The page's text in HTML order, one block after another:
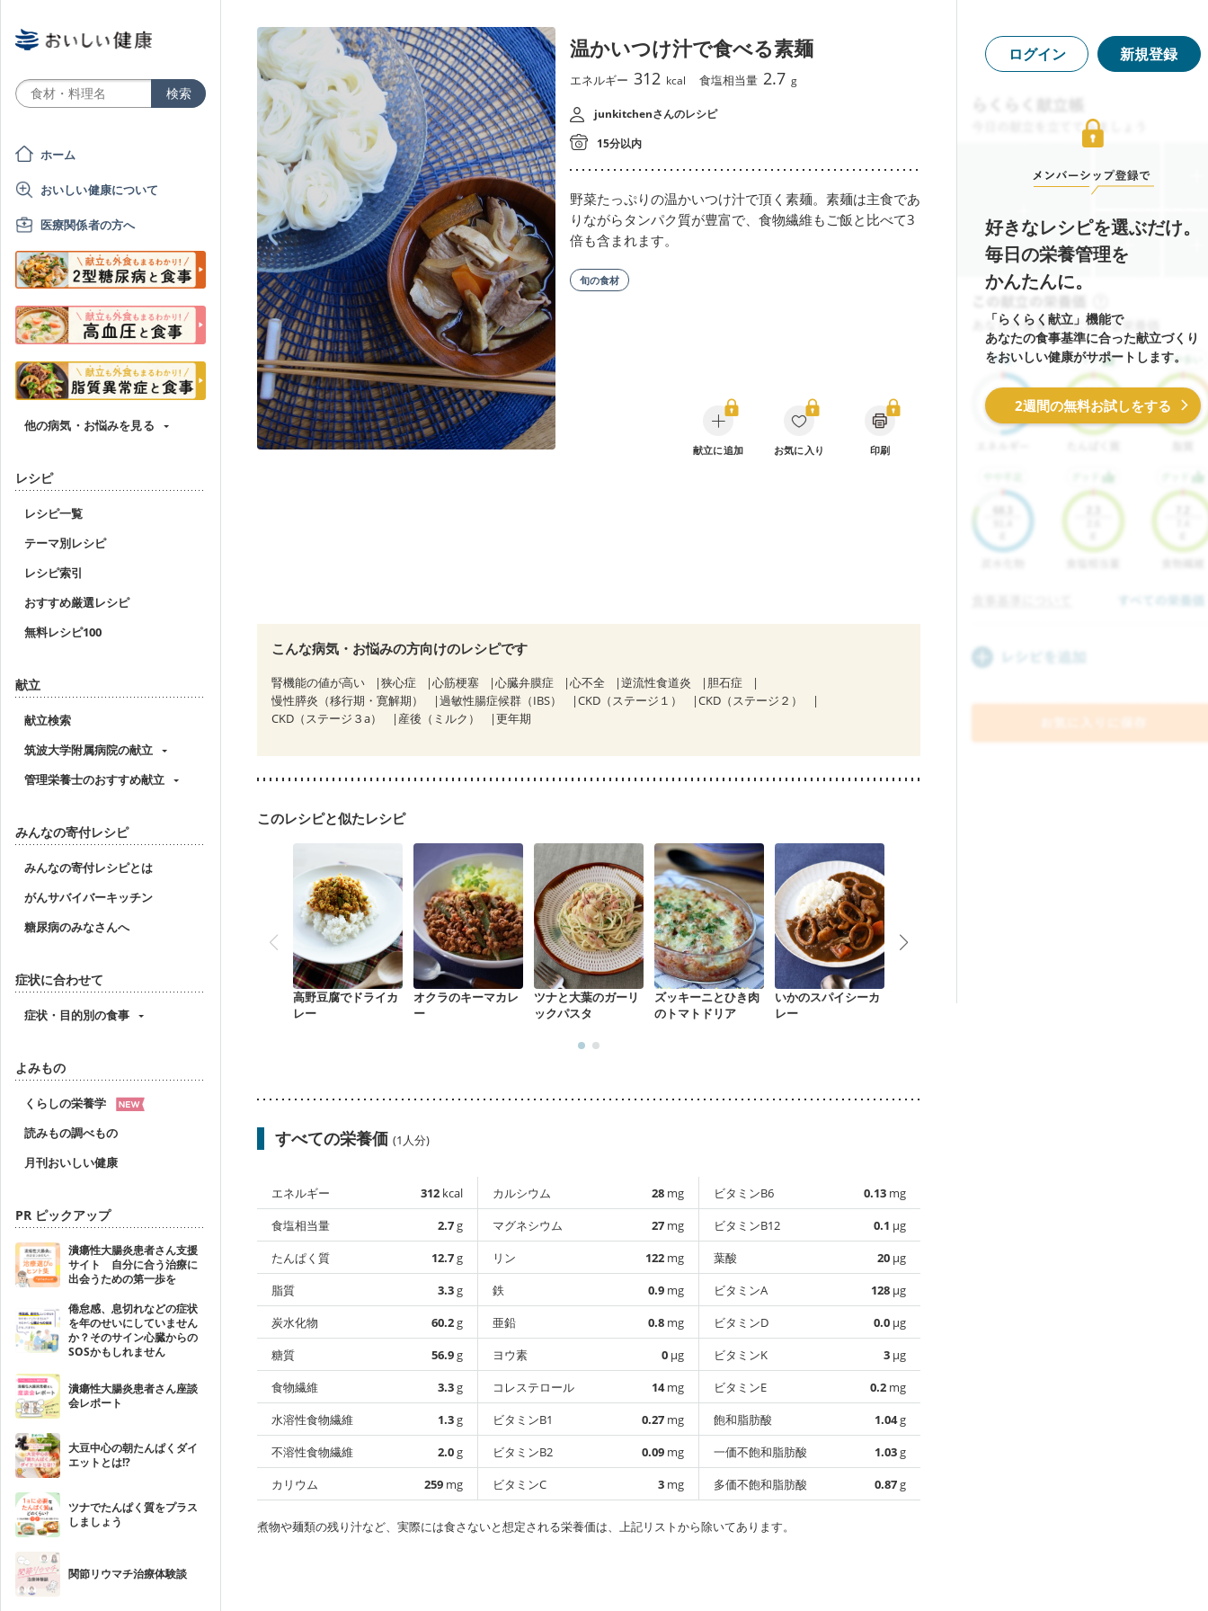
ホーム
おいしい健康について
医療関係者の方へ
他の病気・お悩みを見る
レシピ
レシピ一覧
テーマ別レシピ
レシピ索引
おすすめ厳選レシピ
無料レシピ100
献立
献立検索
筑波大学附属病院の献立
管理栄養士のおすすめ献立
みんなの寄付レシピ
みんなの寄付レシピとは
がんサバイバーキッチン
糖尿病のみなさんへ
症状に合わせて
症状・目的別の食事
よみもの
くらしの栄養学
読みもの調べもの
月刊おいしい健康
PR ピックアップ
潰瘍性大腸炎患者さん支援
サイト 自分に合う治療に
出会うための第一歩を
倦怠感、息切れなどの症状
を年のせいにしていません
か？そのサイン心臓からの
SOSかもしれません
潰瘍性大腸炎患者さん座談
会レポート
大豆中心の朝たんぱくダイ
エットとは!?
ツナでたんぱく質をプラス
しましょう
関節リウマチ治療体験談
温かいつけ汁で食べる素麺
エネルギー 312 kcal 食塩相当量 2.7 g
junkitchenさんのレシピ
15分以内
野菜たっぷりの温かいつけ汁で頂く素麺。素麺は主食であ
りながらタンパク質が豊富で、食物繊維もご飯と比べて3
倍も含まれます。
旬の食材
献立に追加 お気に入り 印刷
こんな病気・お悩みの方向けのレシピです
腎機能の値が高い 狭心症 心筋梗塞 心臓弁膜症 心不全 逆流性食道炎
胆石症
慢性膵炎（移行期・寛解期）
過敏性腸症候群（IBS） CKD（ステージ１）
CKD（ステージ２）
CKD（ステージ３a）
産後（ミルク） 更年期
このレシピと似たレシピ
高野豆腐でドライカ
レー
オクラのキーマカレ
ー
ツナと大葉のガーリ
ックパスタ
ズッキーニとひき肉
のトマトドリア
いかのスパイシーカ
レー
すべての栄養価 (1人分)
エネルギー 312 kcal
食塩相当量
2.7g
たんぱく質
12.7g
脂質
3.3g
炭水化物
60.2g
糖質
56.9g
食物繊維
3.3g
水溶性食物繊維
1.3g
不溶性食物繊維
2.0g
カリウム
259 mg
カルシウム 28 mg
マグネシウム
27 mg
リン
122 mg
鉄
0.9 mg
亜鉛
0.8 mg
ヨウ素
0 µg
コレステロール
14mg
ビタミンB1
0.27 mg
ビタミンB2
0.09 mg
ビタミンC
3 mg
ビタミンB6 0.13 mg
ビタミンB12
0.1 µg
葉酸
20 µg
ビタミンA
128 µg
ビタミンD
0.0 µg
ビタミンK
3 µg
ビタミンE
0.2 mg
飽和脂肪酸
1.04g
一価不飽和脂肪酸
1.03g
多価不飽和脂肪酸
0.87g
煮物や麺類の残り汁など、実際には食さないと想定される栄養価は、上記リストから除いてあります。
ログイン 新規登録
好きなレシピを選ぶだけ。
毎日の栄養管理を
かんたんに。
「らくらく献立」機能で
あなたの食事基準に合った献立づくり
をおいしい健康がサポートします。
2週間の無料お試しをする